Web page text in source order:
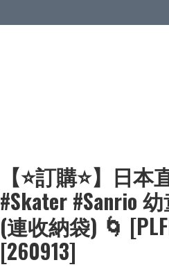
【⭐訂購⭐】日
#Skater #Sanrio
(連收納袋) 🌀
[260913]